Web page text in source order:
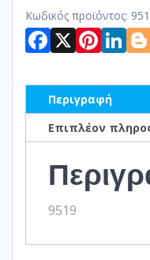
ποσότητα
Κωδικός προϊόντος:
X
Περιγραφή
Επιπλέον
9519